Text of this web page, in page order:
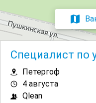
Специалист по
Петергоф
4 августа
Qlean